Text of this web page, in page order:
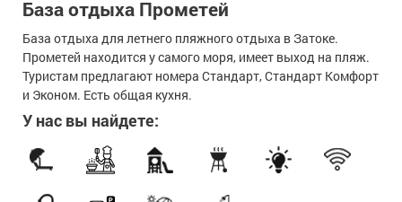
База отдыха Прометей
База отдыха для летнего пляжного отдыха в Затоке.
Прометей находится у самого моря, имеет выход на пляж.
Туристам предлагают номера Стандарт, Стандарт Комфорт
и Эконом. Есть общая кухня.
У нас вы найдете: